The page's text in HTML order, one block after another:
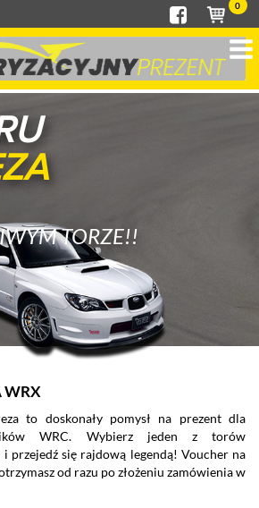
0
TORZE!!
WRX
to doskonały pomysł na prezent dla
WRC. Wybierz jeden z torów
przejedź się rajdową legendą! Voucher na
od razu po złożeniu zamówienia w